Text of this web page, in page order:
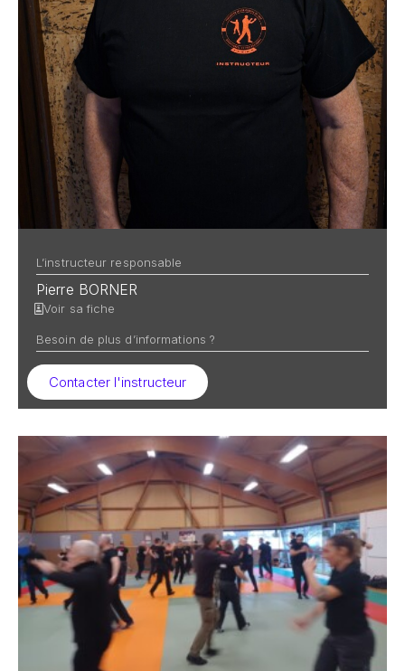
L’instructeur responsable
Pierre BORNER
Voir sa fiche
Besoin de plus d’informations ?
Contacter l'instructeur